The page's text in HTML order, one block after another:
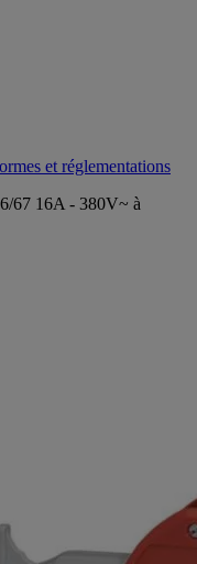
et réglementations
67 16A - 380V~ à